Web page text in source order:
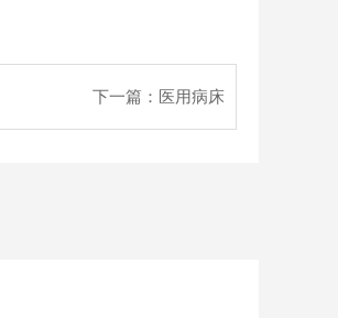
下一篇： 医用病床